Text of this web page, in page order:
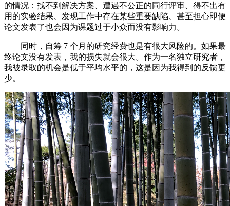
的情况：找不到解决方案、遭遇不公正的同行评审、得不出有
用的实验结果、发现工作中存在某些重要缺陷、甚至担心即便
论文发表了也会因为课题过于小众而没有影响力。
同时，自筹 7 个月的研究经费也是有很大风险的。如果最
终论文没有发表，我的损失就会很大。作为一名独立研究者，
我被录取的机会是低于平均水平的，这是因为我得到的反馈更
少。